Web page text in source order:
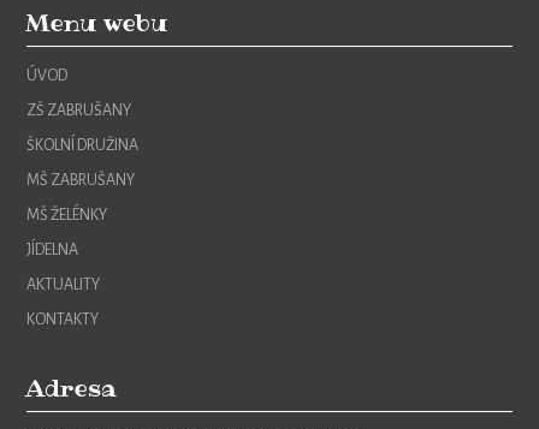
Menu webu
ÚVOD
ZŠ ZABRUŠANY
ŠKOLNÍ DRUŽINA
MŠ ZABRUŠANY
MŠ ŽELÉNKY
JÍDELNA
AKTUALITY
KONTAKTY
Adresa